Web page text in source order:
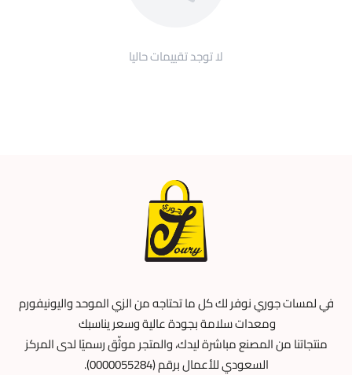
لا توجد تقييمات حاليا
في لمسات جوري نوفر لك كل ما تحتاجه من الزي الموحد واليونيفورم
ومعدات سلامة بجودة عالية وسعر يناسبك
منتجاتنا من المصنع مباشرة ليدك، والمتجر موثّق رسميًا لدى المركز
السعودي للأعمال برقم (0000055284).